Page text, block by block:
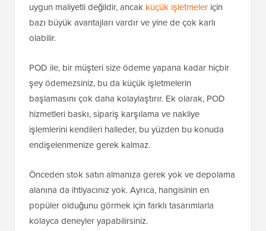
uygun maliyetli değildir, ancak küçük işletmeler için
bazı büyük avantajları vardır ve yine de çok karlı
olabilir.
POD ile, bir müşteri size ödeme yapana kadar hiçbir
şey ödemezsiniz, bu da küçük işletmelerin
başlamasını çok daha kolaylaştırır. Ek olarak, POD
hizmetleri baskı, sipariş karşılama ve nakliye
işlemlerini kendileri halleder, bu yüzden bu konuda
endişelenmenize gerek kalmaz.
Önceden stok satın almanıza gerek yok ve depolama
alanına da ihtiyacınız yok. Ayrıca, hangisinin en
popüler olduğunu görmek için farklı tasarımlarla
kolayca deneyler yapabilirsiniz.